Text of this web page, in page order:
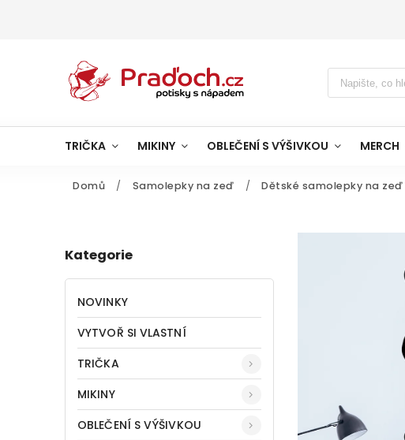
TRIČKA MIKINY OBLEČENÍ S VÝŠIVKOU MERCH
Domů / Samolepky na zeď / Dětské samolepky na zeď
Kategorie
NOVINKY
VYTVOŘ SI VLASTNÍ
TRIČKA
MIKINY
OBLEČENÍ S VÝŠIVKOU